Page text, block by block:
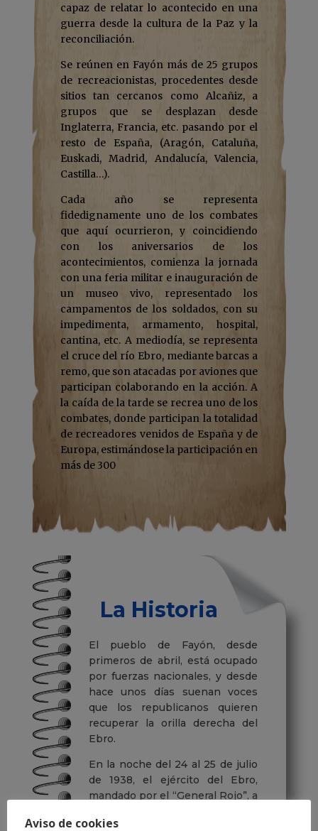
capaz de relatar lo acontecido en una
guerra desde la cultura de la Paz y la
reconciliación.
Se reúnen en Fayón más de 25 grupos
de recreacionistas, procedentes desde
sitios tan cercanos como Alcañiz, a
grupos que se desplazan desde
Inglaterra, Francia, etc. pasando por el
resto de España, (Aragón, Cataluña,
Euskadi, Madrid, Andalucía, Valencia,
Castilla…).
Cada año se representa
fidedignamente uno de los combates
que aquí ocurrieron, y coincidiendo
con los aniversarios de los
acontecimientos, comienza la jornada
con una feria militar e inauguración de
un museo vivo, representado los
campamentos de los soldados, con su
impedimenta, armamento, hospital,
cantina, etc. A mediodía, se representa
el cruce del río Ebro, mediante barcas a
remo, que son atacadas por aviones que
participan colaborando en la acción. A
la caída de la tarde se recrea uno de los
combates, donde participan la totalidad
de recreadores venidos de España y de
Europa, estimándose la participación en
más de 300
La Historia
El pueblo de Fayón, desde
primeros de abril, está ocupado
por fuerzas nacionales, y desde
hace unos días suenan voces
que los republicanos quieren
recuperar la orilla derecha del
Ebro.
En la noche del 24 al 25 de julio
de 1938, el ejército del Ebro,
mandado por el “General Rojo”, a
dispone a cruzar el Ebro por tres
Aviso de cookies